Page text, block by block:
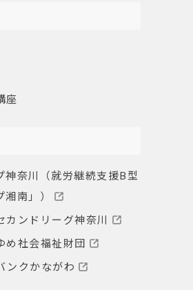
座
神奈川（就労継続支援B型
南」）
カンドリーグ神奈川
め社会福祉財団
ンクかながわ